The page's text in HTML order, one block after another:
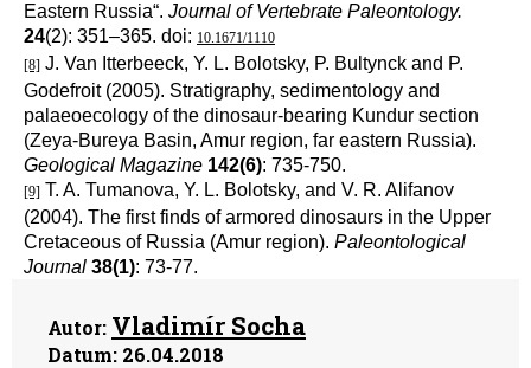
Eastern Russia“. Journal of Vertebrate Paleontology.
24(2): 351–365. doi: 10.1671/1110
[8] J. Van Itterbeeck, Y. L. Bolotsky, P. Bultynck and P.
Godefroit (2005). Stratigraphy, sedimentology and
palaeoecology of the dinosaur-bearing Kundur section
(Zeya-Bureya Basin, Amur region, far eastern Russia).
Geological Magazine 142(6): 735-750.
[9] T. A. Tumanova, Y. L. Bolotsky, and V. R. Alifanov
(2004). The first finds of armored dinosaurs in the Upper
Cretaceous of Russia (Amur region). Paleontological
Journal 38(1): 73-77.
Autor: Vladimír Socha
Datum: 26.04.2018